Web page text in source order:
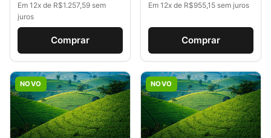
Em 12x de R$1.257,59 sem
juros
Comprar
Em 12x de R$955,15 sem juros
Comprar
NOVO NOVO